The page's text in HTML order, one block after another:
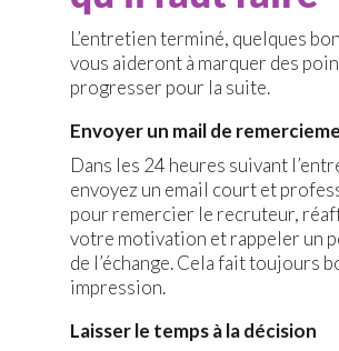
L’entretien terminé, quelques
vous aideront à marquer des
progresser pour la suite.
Envoyer un mail de
Dans les 24 heures suivant
envoyez un email court et
pour remercier le recruteur,
votre motivation et rappeler un
de l’échange. Cela fait toujours
impression.
Laisser le temps à la décision